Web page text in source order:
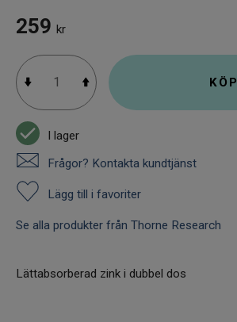
259 kr
KÖP
I lager
Frågor? Kontakta kundtjänst
Lägg till i favoriter
Se alla produkter från Thorne Research
Lättabsorberad zink i dubbel dos